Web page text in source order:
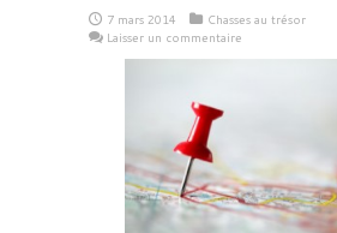
7 mars 2014
Chasses au trésor
Laisser un commentaire